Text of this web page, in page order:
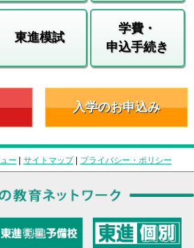
東進模試
学費・
申込手続き
入学のお申込み
ー | サイトマップ| プライバシー・ポリシー